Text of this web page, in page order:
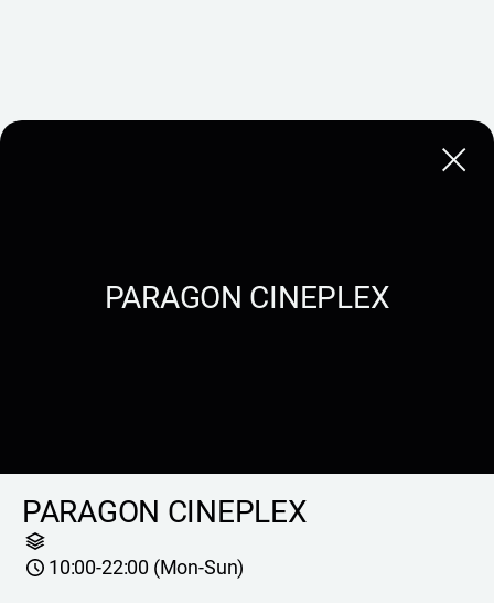
Close
PARAGON CINEPLEX
PARAGON CINEPLEX
10:00-22:00 (Mon-Sun)